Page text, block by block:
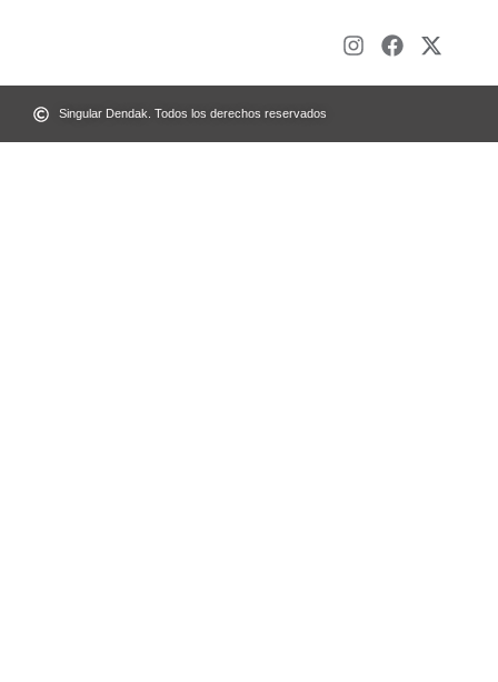
Singular Dendak. Todos los derechos reservados